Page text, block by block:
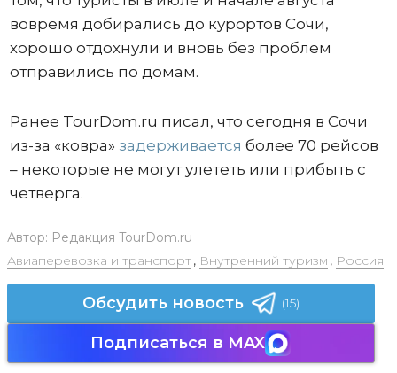
вовремя добирались до курортов Сочи,
хорошо отдохнули и вновь без проблем
отправились по домам.
Ранее TourDom.ru писал, что сегодня в Сочи
из-за «ковра» задерживается более 70 рейсов
– некоторые не могут улететь или прибыть с
четверга.
Автор: Редакция TourDom.ru
Авиаперевозка и транспорт, Внутренний туризм , Россия
Обсудить новость (15)
Подписаться в MAX